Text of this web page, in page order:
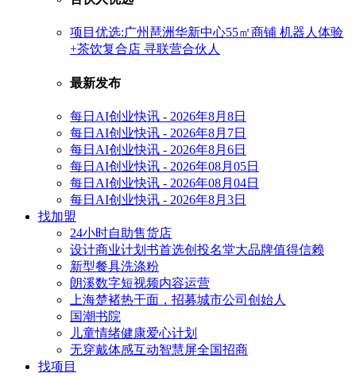
项目优选:广州琶洲华新中心55㎡商铺 机器人体验
+茶饮复合店 寻联营合伙人
最新发布
每日AI创业快讯 - 2026年8月8日
每日AI创业快讯 - 2026年8月7日
每日AI创业快讯 - 2026年8月6日
每日AI创业快讯 - 2026年08月05日
每日AI创业快讯 - 2026年08月04日
每日AI创业快讯 - 2026年8月3日
找加盟
24小时自助售货店
设计商业计划书首选创投名堂大品牌值得信赖
新型餐具洗涤粉
朗溪数字短视频内容运营
上海楚褚热干面，招募城市公司创始人
国潮书院
儿童情绪健康爱心计划
无穿戴体感互动智慧屏全国招商
找项目